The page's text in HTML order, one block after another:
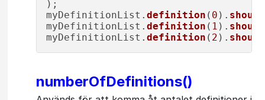
);
myDefinitionList. definition ( 0 ). should
myDefinitionList. definition ( 1 ). should
myDefinitionList. definition ( 2 ). should
numberOfDefinitions()